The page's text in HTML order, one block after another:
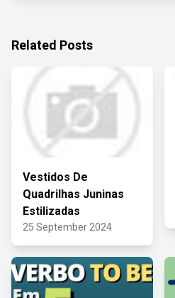
Related Posts
Vestidos De
Quadrilhas Juninas
Estilizadas
25 September 2024